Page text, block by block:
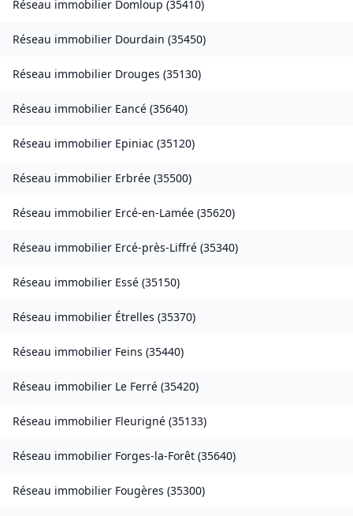
Réseau immobilier Domloup (35410)
Réseau immobilier Dourdain (35450)
Réseau immobilier Drouges (35130)
Réseau immobilier Eancé (35640)
Réseau immobilier Epiniac (35120)
Réseau immobilier Erbrée (35500)
Réseau immobilier Ercé-en-Lamée (35620)
Réseau immobilier Ercé-près-Liffré (35340)
Réseau immobilier Essé (35150)
Réseau immobilier Étrelles (35370)
Réseau immobilier Feins (35440)
Réseau immobilier Le Ferré (35420)
Réseau immobilier Fleurigné (35133)
Réseau immobilier Forges-la-Forêt (35640)
Réseau immobilier Fougères (35300)